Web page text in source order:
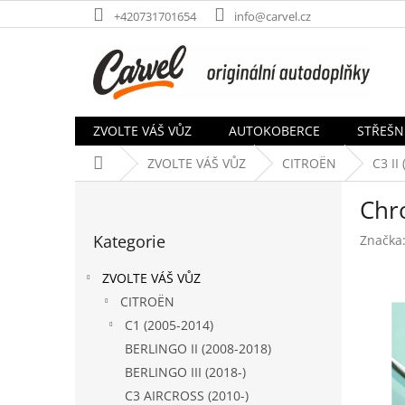
na
+420731701654 info@carvel.cz
ZVOLTE VÁŠ VŮZ AUTOKOBERCE
Domů ZVOLTE VÁŠ VŮZ CITROËN C3 II
kategorie
Kategorie
ZVOLTE VÁŠ VŮZ
CITROËN
C1 (2005-2014)
BERLINGO II (2008-2018)
BERLINGO III (2018-)
C3 AIRCROSS (2010-)
Značka: